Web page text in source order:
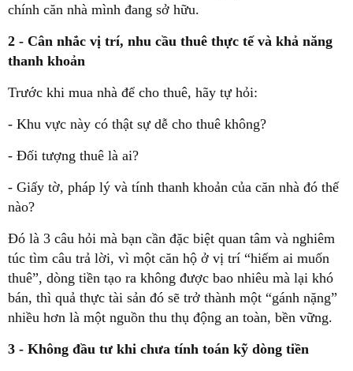
chính căn nhà mình đang sở hữu.
2 - Cân nhắc vị trí, nhu cầu thuê thực tế và khả năng
thanh khoản
Trước khi mua nhà để cho thuê, hãy tự hỏi:
- Khu vực này có thật sự dễ cho thuê không?
- Đối tượng thuê là ai?
- Giấy tờ, pháp lý và tính thanh khoản của căn nhà đó thế
nào?
Đó là 3 câu hỏi mà bạn cần đặc biệt quan tâm và nghiêm
túc tìm câu trả lời, vì một căn hộ ở vị trí “hiếm ai muốn
thuê”, dòng tiền tạo ra không được bao nhiêu mà lại khó
bán, thì quả thực tài sản đó sẽ trở thành một “gánh nặng”
nhiều hơn là một nguồn thu thụ động an toàn, bền vững.
3 - Không đầu tư khi chưa tính toán kỹ dòng tiền